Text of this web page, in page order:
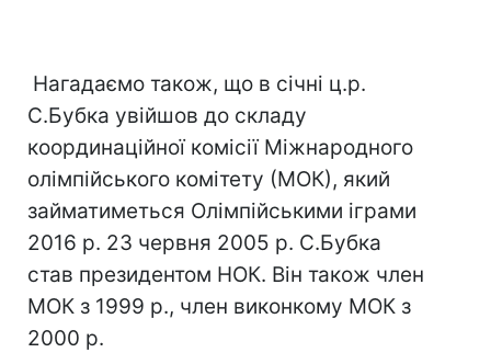
Нагадаємо також, що в січні ц.р.
С.Бубка увійшов до складу
координаційної комісії Міжнародного
олімпійського комітету (МОК), який
займатиметься Олімпійськими іграми
2016 р. 23 червня 2005 р. С.Бубка
став президентом НОК. Він також член
МОК з 1999 р., член виконкому МОК з
2000 р.